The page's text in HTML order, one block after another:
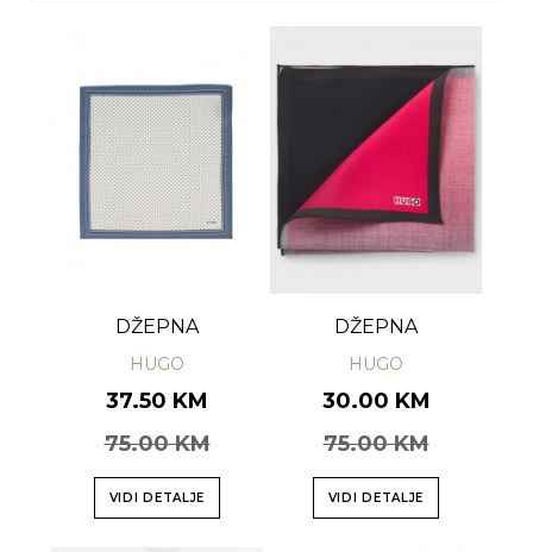
DŽEPNA
HUGO
37.50 KM
75.00 KM
VIDI DETALJE
DŽEPNA
HUGO
30.00 KM
75.00 KM
VIDI DETALJE